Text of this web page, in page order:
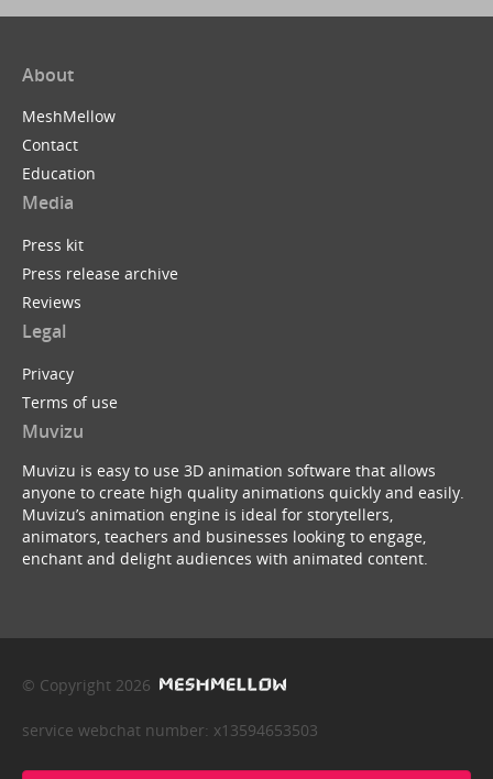
About
MeshMellow
Contact
Education
Media
Press kit
Press release archive
Reviews
Legal
Privacy
Terms of use
Muvizu
Muvizu is easy to use 3D animation software that allows
anyone to create high quality animations quickly and easily.
Muvizu’s animation engine is ideal for storytellers,
animators, teachers and businesses looking to engage,
enchant and delight audiences with animated content.
© Copyright 2026
service webchat number: x13594653503